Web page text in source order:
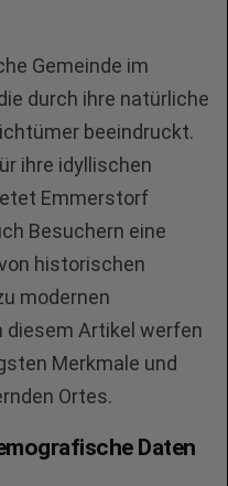
Gemeinde im
durch ihre natürliche
beeindruckt.
ihre idyllischen
Emmerstorf
Besuchern eine
historischen
modernen
diesem Artikel werfen
Merkmale und
Ortes.
Daten